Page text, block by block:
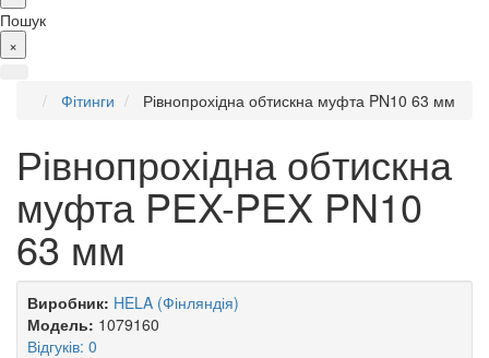
Пошук
×
Фітинги Рівнопрохідна обтискна муфта PN10 63 мм
Рівнопрохідна обтискна
муфта PEX-PEX PN10
63 мм
Виробник: HELA (Фінляндія)
Модель: 1079160
Відгуків: 0